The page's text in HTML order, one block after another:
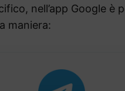
nell’app Google è
maniera: